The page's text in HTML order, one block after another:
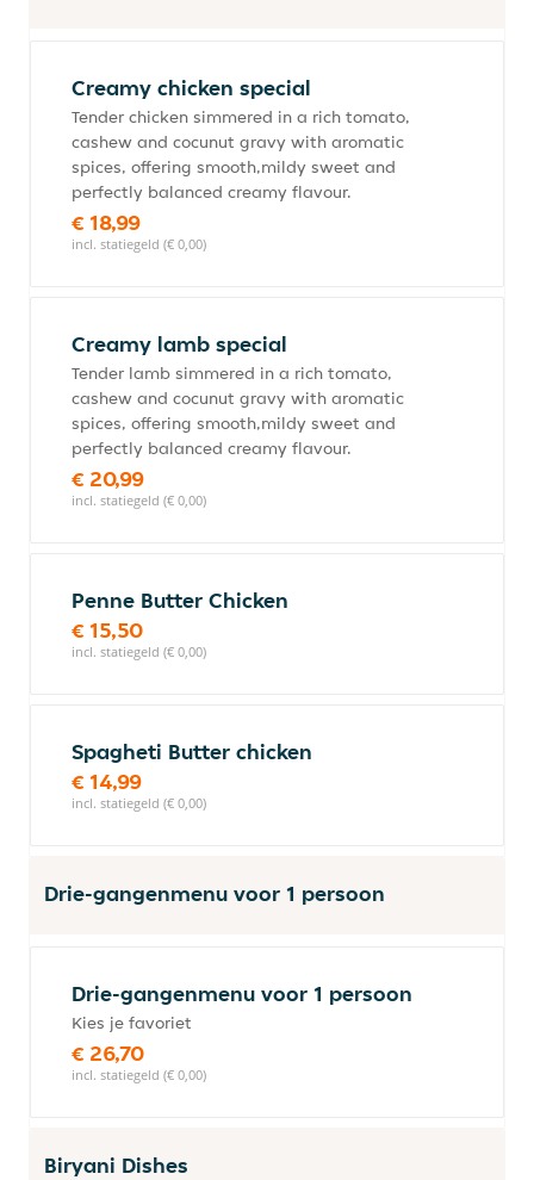
Creamy chicken special
Tender chicken simmered in a rich tomato,
cashew and cocunut gravy with aromatic
spices, offering smooth,mildy sweet and
perfectly balanced creamy flavour.
€ 18,99
incl. statiegeld (€ 0,00)
Creamy lamb special
Tender lamb simmered in a rich tomato,
cashew and cocunut gravy with aromatic
spices, offering smooth,mildy sweet and
perfectly balanced creamy flavour.
€ 20,99
incl. statiegeld (€ 0,00)
Penne Butter Chicken
€ 15,50
incl. statiegeld (€ 0,00)
Spagheti Butter chicken
€ 14,99
incl. statiegeld (€ 0,00)
Drie-gangenmenu voor 1 persoon
Drie-gangenmenu voor 1 persoon
Kies je favoriet
€ 26,70
incl. statiegeld (€ 0,00)
Biryani Dishes